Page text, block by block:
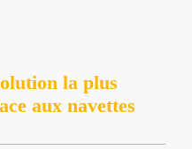
la plus
aux navettes